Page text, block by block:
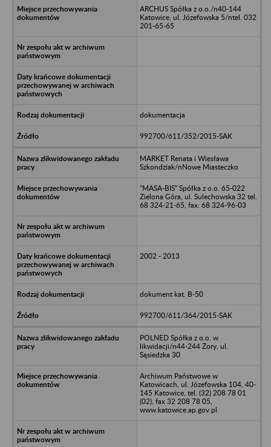
ARCHUS Spółka z o.o./n40-144
Katowice, ul. Józefowska 5/ntel. 032
201-65-65
dokumentacja
992700/611/352/2015-SAK
MARKET Renata i Wiesława
Szkondziak/nNowe Miasteczko
"MASA-BIS" Spółka z o.o. 65-022
Zielona Góra, ul. Sulechowska 32 tel.
68 324-21-65, fax: 68 324-96-03
2002 - 2013
dokument kat. B-50
992700/611/364/2015-SAK
POLNED Spółka z o.o. w
likwidacji/n44-244 Żory, ul.
Sąsiedzka 30
Archiwum Państwowe w
Katowicach, ul. Józefowska 104, 40-
145 Katowice, tel. (32) 208 78 01
(02), fax 32 208 78 05,
www.katowice.ap.gov.pl